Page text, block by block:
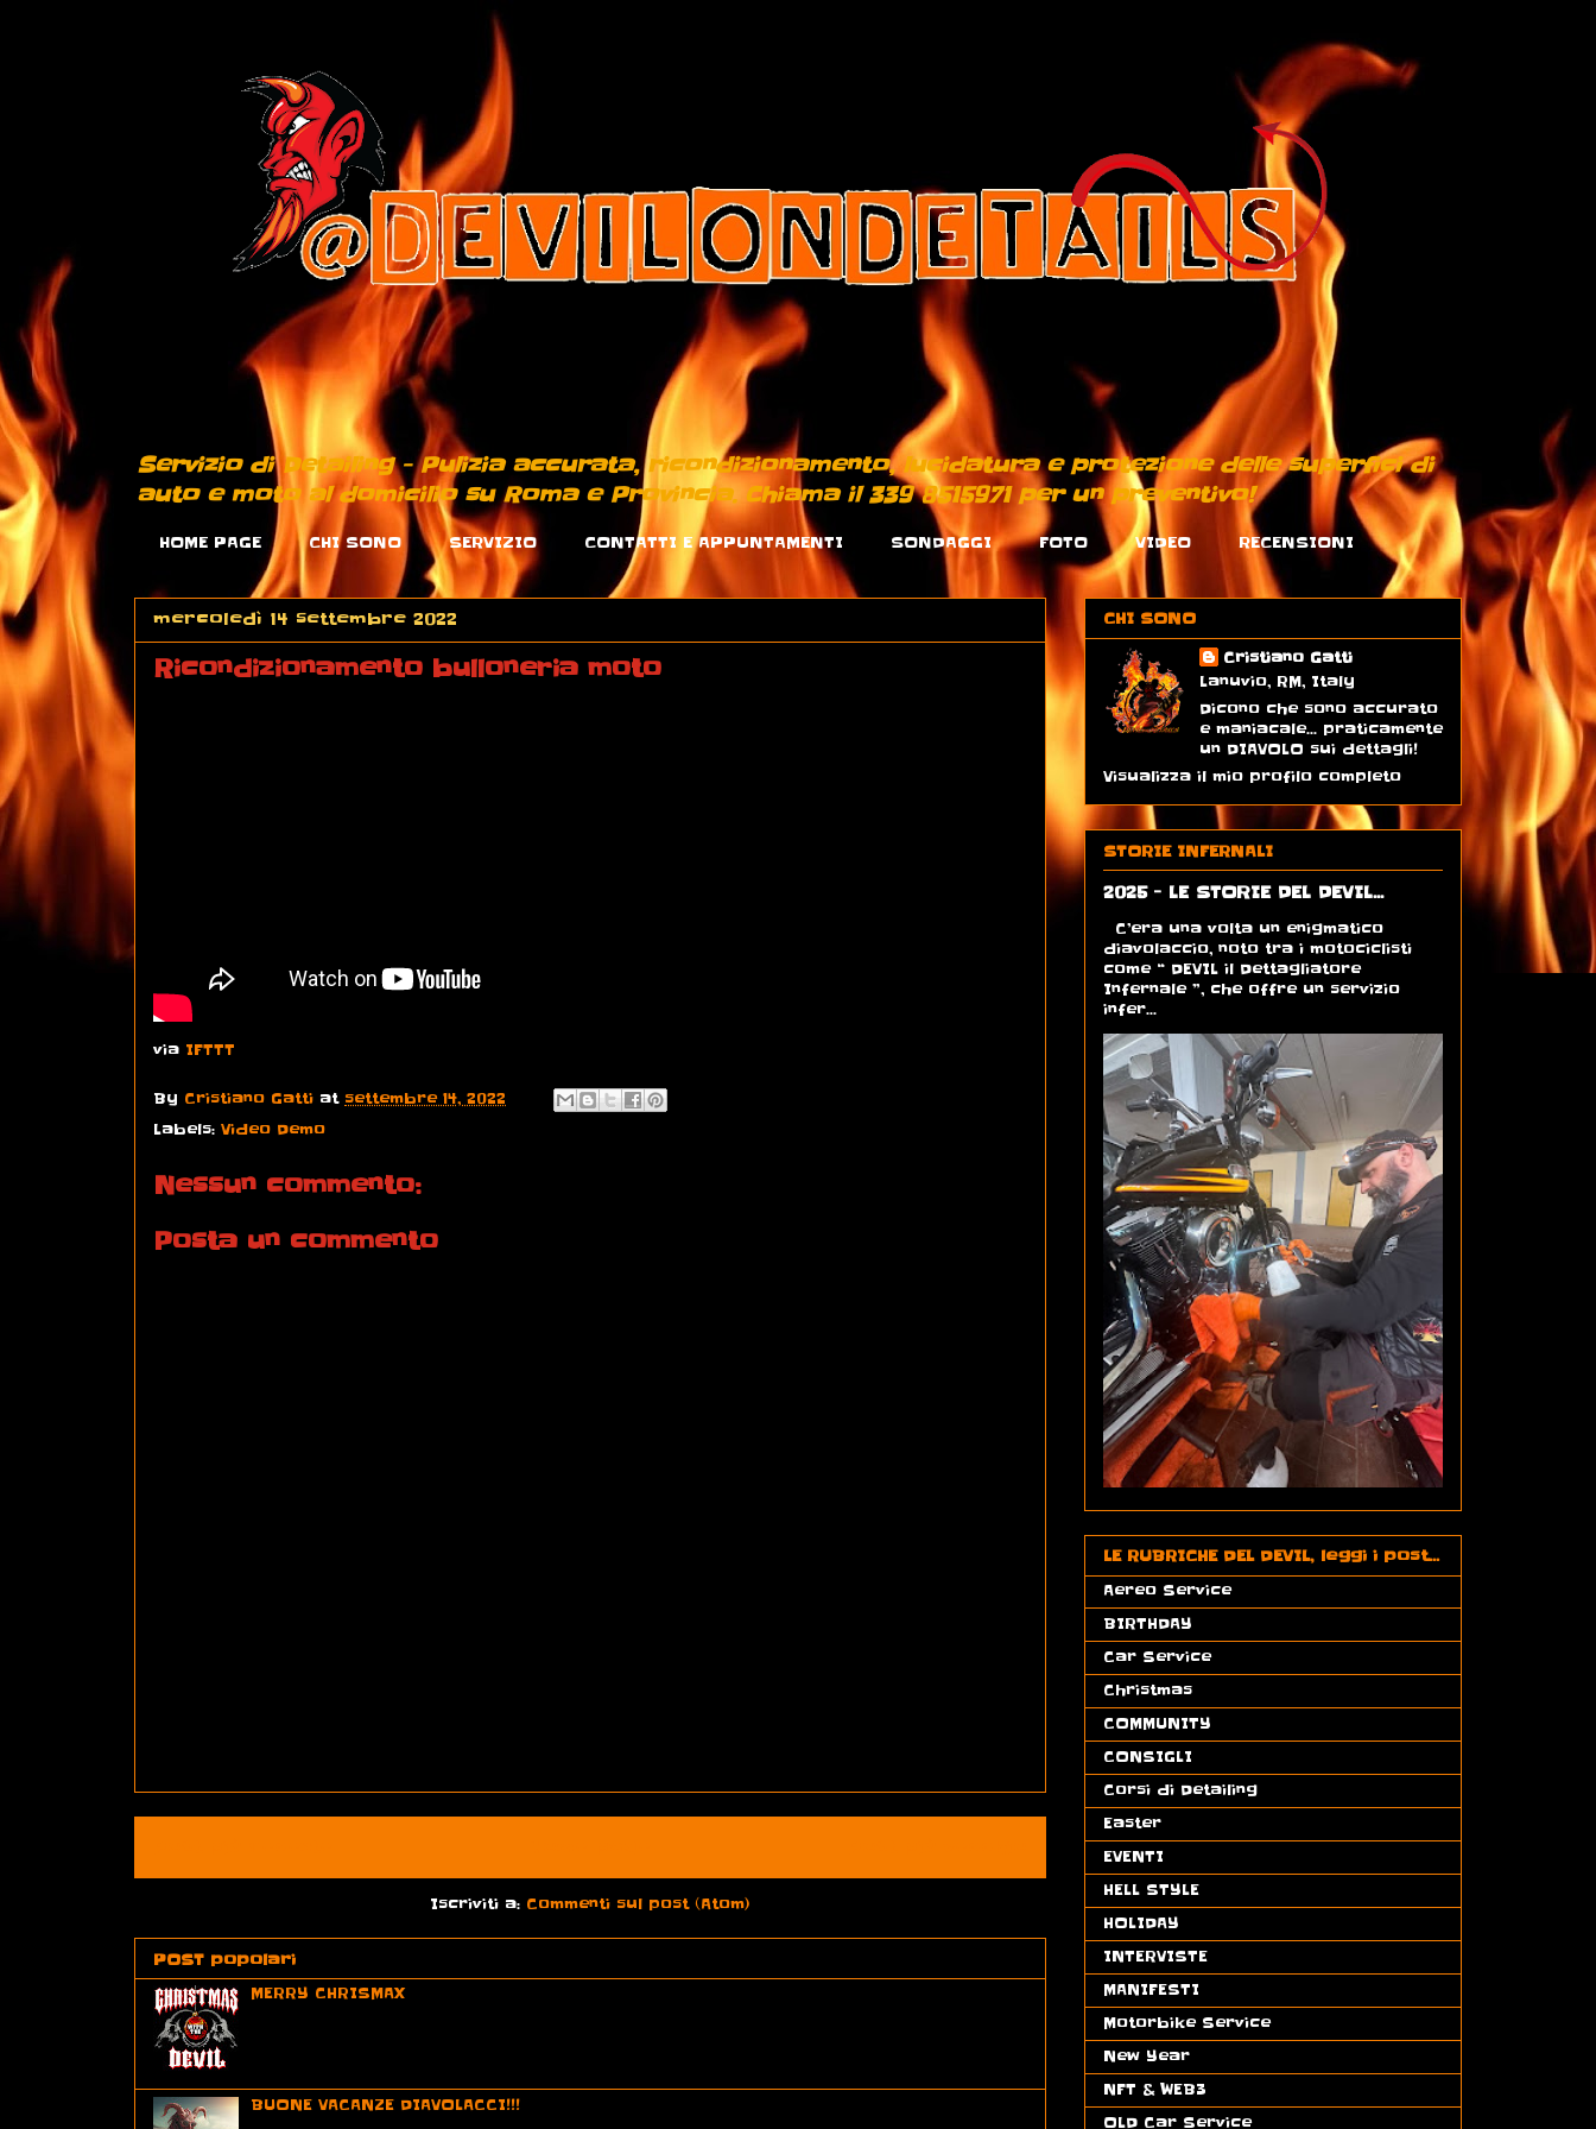
Servizio di Detailing - Pulizia accurata, ricondizionamento, lucidatura e protezione delle superfici di
auto e moto al domicilio su Roma e Provincia. Chiama il 339 8515971 per un preventivo!
HOME PAGE CHI SONO SERVIZIO CONTATTI E APPUNTAMENTI SONDAGGI FOTO VIDEO RECENSIONI
mercoledì 14 settembre 2022
Ricondizionamento bulloneria moto
via IFTTT
By Cristiano Gatti at settembre 14, 2022
Labels: Video Demo
Nessun commento:
Posta un commento
Iscriviti a: Commenti sul post (Atom)
POST popolari
MERRY CHRISMAX
BUONE VACANZE DIAVOLACCI!!!
CHI SONO
Cristiano Gatti
Lanuvio, RM, Italy
Dicono che sono accurato
e maniacale... praticamente
un DIAVOLO sui dettagli!
Visualizza il mio profilo completo
STORIE INFERNALI
2025 - LE STORIE DEL DEVIL...
C’era una volta un enigmatico
diavolaccio, noto tra i motociclisti
come “ DEVIL il Dettagliatore
Infernale ”, che offre un servizio
infer...
LE RUBRICHE DEL DEVIL, leggi i post...
Aereo Service
BIRTHDAY
Car Service
Christmas
COMMUNITY
CONSIGLI
Corsi di Detailing
Easter
EVENTI
HELL STYLE
HOLIDAY
INTERVISTE
MANIFESTI
Motorbike Service
New Year
NFT & WEB3
OLD Car Service